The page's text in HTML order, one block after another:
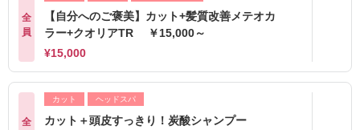
全
員
【自分へのご褒美】カット+髪質改善メテオカ
ラー+クオリアTR ￥15,000～
¥15,000
全
カット ヘッドスパ
カット＋頭皮すっきり！炭酸シャンプー